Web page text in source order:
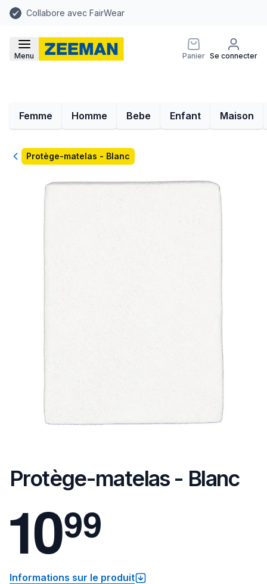
Collabore avec FairWear
Menu Panier Se connecter
Femme Homme Bebe Enfant Maison
RetourProtège-matelas - Blanc
Protège-matelas - Blanc
1099
Informations sur le produit